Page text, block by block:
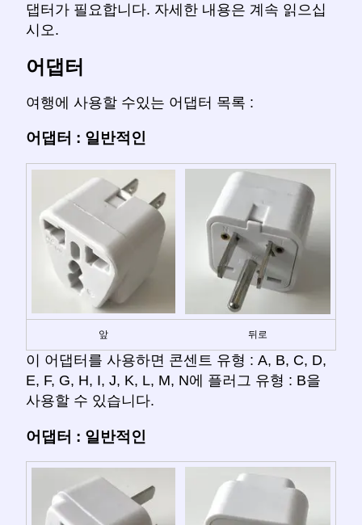
댑터가 필요합니다. 자세한 내용은 계속 읽으십
시오.
어댑터
여행에 사용할 수있는 어댑터 목록 :
어댑터 : 일반적인
앞 뒤로
이 어댑터를 사용하면 콘센트 유형 : A, B, C, D,
E, F, G, H, I, J, K, L, M, N에 플러그 유형 : B을
사용할 수 있습니다.
어댑터 : 일반적인